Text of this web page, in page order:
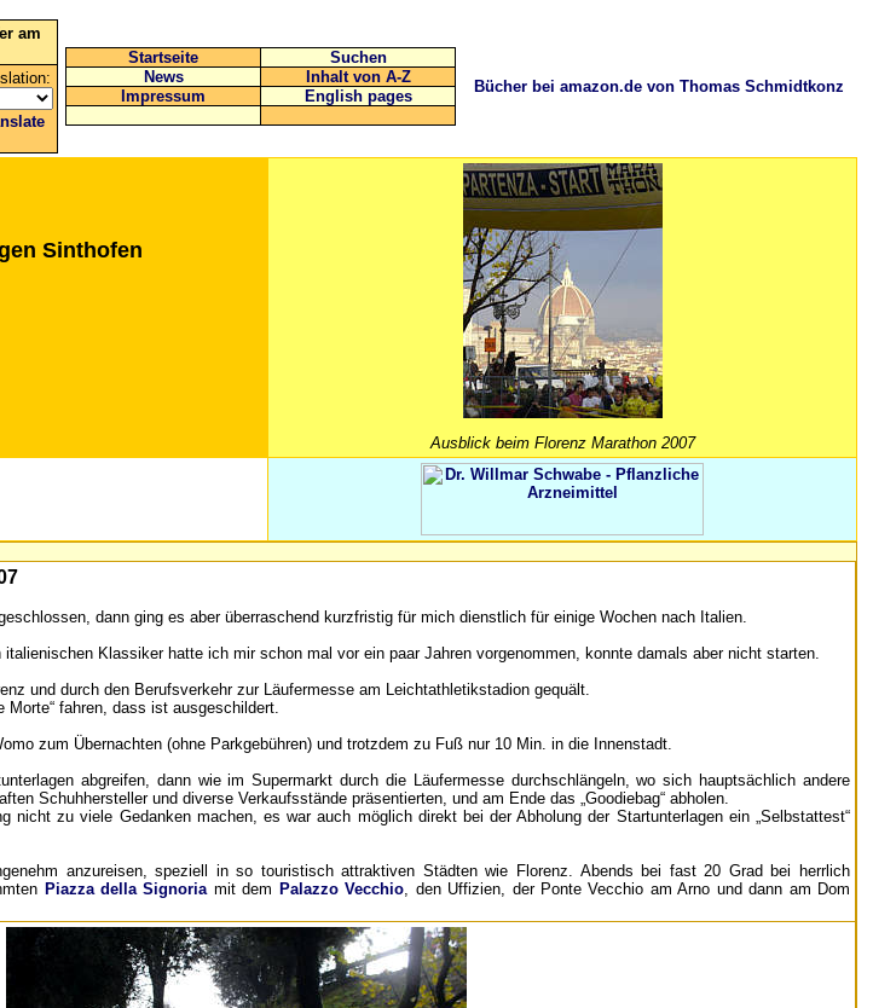
am
Startseite
Suchen
News
Inhalt von A-Z
Impressum
English pages
Bücher bei amazon.de von Thomas Schmidtkonz
Sinthofen
Ausblick beim Florenz Marathon 2007
dann ging es aber überraschend kurzfristig für mich dienstlich für einige Wochen nach Italien.
Klassiker hatte ich mir schon mal vor ein paar Jahren vorgenommen, konnte damals aber nicht starten.
und durch den Berufsverkehr zur Läufermesse am Leichtathletikstadion gequält.
Morte“ fahren, dass ist ausgeschildert.
zum Übernachten (ohne Parkgebühren) und trotzdem zu Fuß nur 10 Min. in die Innenstadt.
abgreifen, dann wie im Supermarkt durch die Läufermesse durchschlängeln, wo sich hauptsächlich andere
Schuhhersteller und diverse Verkaufsstände präsentierten, und am Ende das „Goodiebag“ abholen.
nicht zu viele Gedanken machen, es war auch möglich direkt bei der Abholung der Startunterlagen ein „Selbstattest“
anzureisen, speziell in so touristisch attraktiven Städten wie Florenz. Abends bei fast 20 Grad bei herrlich
Piazza della Signoriamit dem Palazzo Vecchio, den Uffizien, der Ponte Vecchio am Arno und dann am Dom